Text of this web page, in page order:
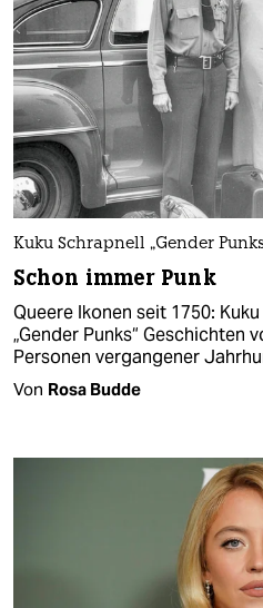
Kuku Schrapnell „Gender
Schon immer Punk
Queere Ikonen seit 1750:
„Gender Punks“ Geschichten
Personen vergangener
Von Rosa Budde